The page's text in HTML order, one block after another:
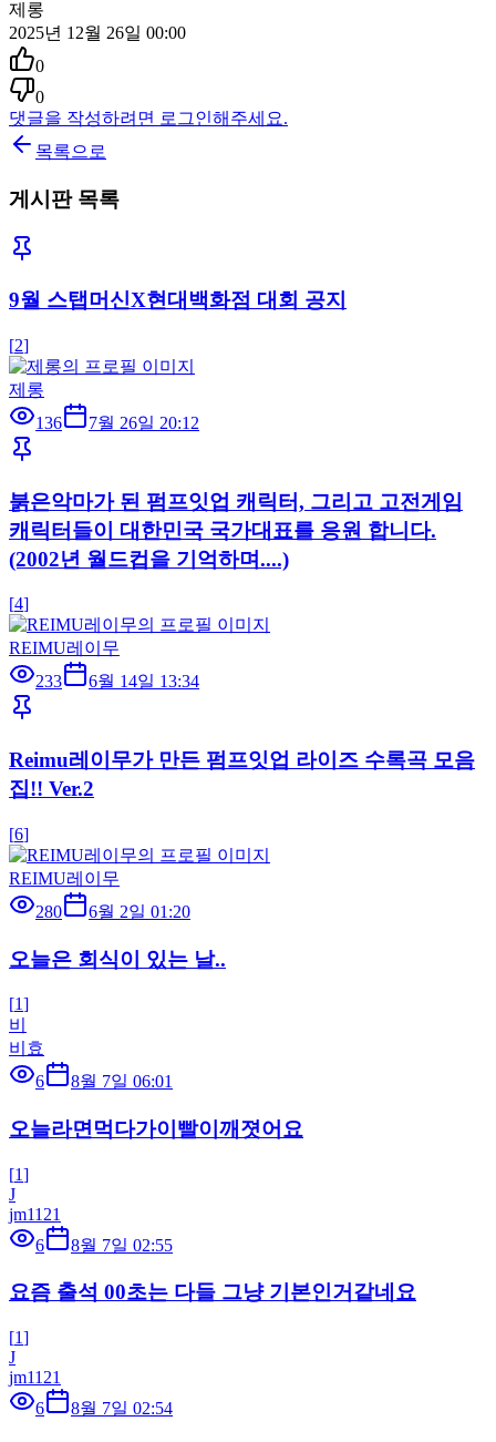
제롱
2025년 12월 26일 00:00
0
0
댓글을 작성하려면 로그인해주세요.
목록으로
게시판 목록
9월 스탭머신X현대백화점 대회 공지
[2]
제롱
136
7월 26일 20:12
붉은악마가 된 펌프잇업 캐릭터, 그리고 고전게임
캐릭터들이 대한민국 국가대표를 응원 합니다.
(2002년 월드컵을 기억하며....)
[4]
REIMU레이무
233
6월 14일 13:34
Reimu레이무가 만든 펌프잇업 라이즈 수록곡 모음
집!! Ver.2
[6]
REIMU레이무
280
6월 2일 01:20
오늘은 회식이 있는 날..
[1]
비
비효
6
8월 7일 06:01
오늘라면먹다가이빨이깨졋어요
[1]
J
jm1121
6
8월 7일 02:55
요즘 출석 00초는 다들 그냥 기본인거같네요
[1]
J
jm1121
6
8월 7일 02:54